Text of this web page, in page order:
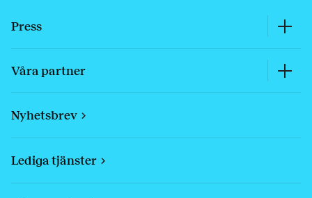
Press
Våra partner
Nyhetsbrev
Lediga tjänster